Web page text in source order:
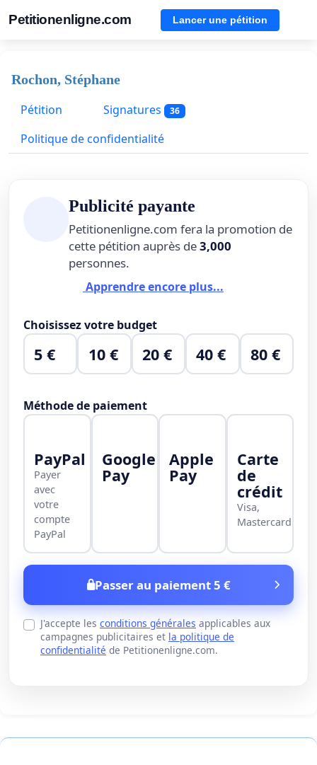
Petitionenligne.com Lancer une pétition
Rochon, Stéphane
Pétition
Signatures 36
Politique de confidentialité
Publicité payante
Petitionenligne.com fera la promotion de
cette pétition auprès de3,000
personnes.
Apprendre encore plus...
Choisissez votre budget
5 € 10 € 20 € 40 € 80 €
Méthode de paiement
PayPal
Payer
avec
votre
compte
PayPal
Google
Pay
Apple
Pay
Carte
de
crédit
Visa,
Mastercard
Passer au paiement 5 €
J'accepte les conditions générales applicables aux
campagnes publicitaires et la politique de
confidentialité de Petitionenligne.com.